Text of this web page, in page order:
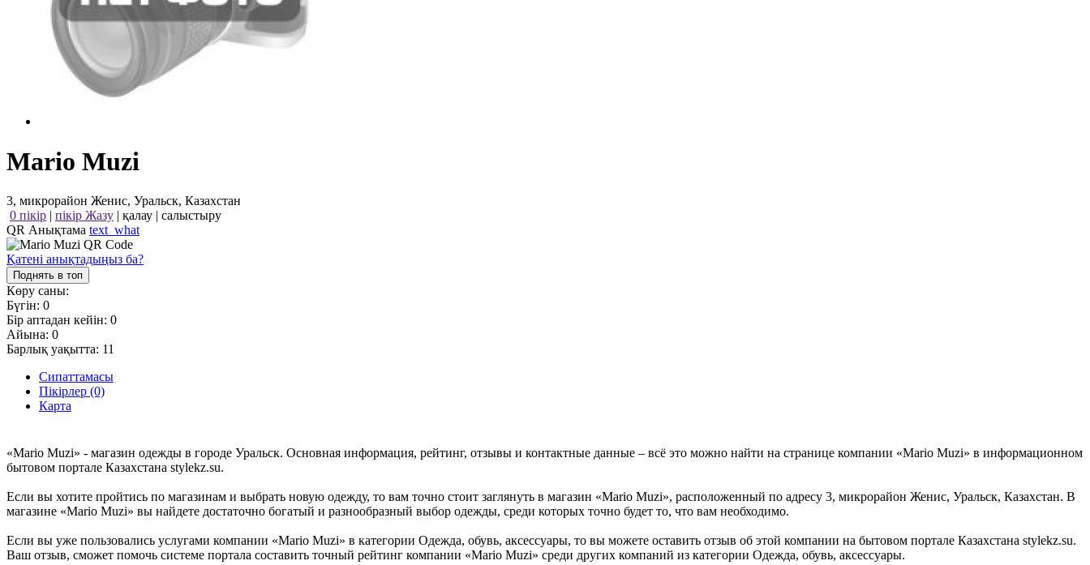
Mario Muzi
3, микрорайон Женис, Уральск, Казахстан
0 пікір | пікір Жазу | қалау | салыстыру
QR Анықтама text_what
Қатені анықтадыңыз ба?
Поднять в топ
Көру саны:
Бүгін: 0
Бір аптадан кейін: 0
Айына: 0
Барлық уақытта: 11
Сипаттамасы
Пікірлер (0)
Карта
«Mario Muzi» - магазин одежды в городе Уральск. Основная информация, рейтинг, отзывы и контактные данные – всё это можно найти на странице компании «Mario Muzi» в информационном
бытовом портале Казахстана stylekz.su.
Если вы хотите пройтись по магазинам и выбрать новую одежду, то вам точно стоит заглянуть в магазин «Mario Muzi», расположенный по адресу 3, микрорайон Женис, Уральск, Казахстан. В
магазине «Mario Muzi» вы найдете достаточно богатый и разнообразный выбор одежды, среди которых точно будет то, что вам необходимо.
Если вы уже пользовались услугами компании «Mario Muzi» в категории Одежда, обувь, аксессуары, то вы можете оставить отзыв об этой компании на бытовом портале Казахстана stylekz.su.
Ваш отзыв, сможет помочь системе портала составить точный рейтинг компании «Mario Muzi» среди других компаний из категории Одежда, обувь, аксессуары.